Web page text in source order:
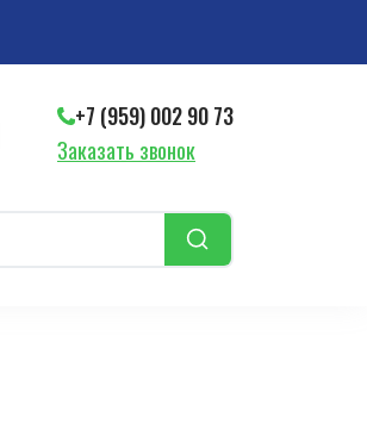
+7 (959) 002 90 73
Заказать звонок